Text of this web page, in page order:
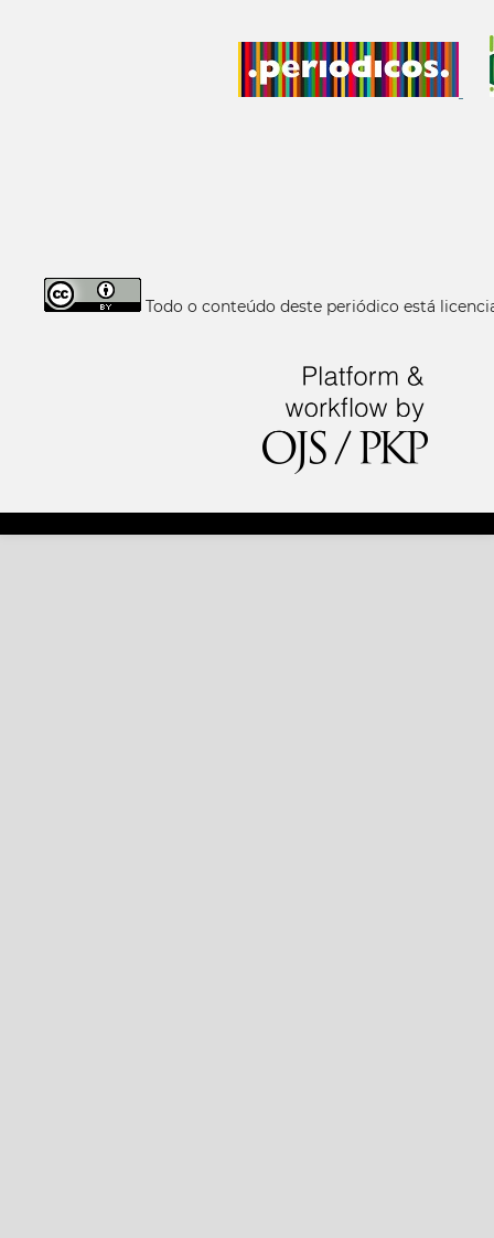
Todo o conteúdo deste periódico está